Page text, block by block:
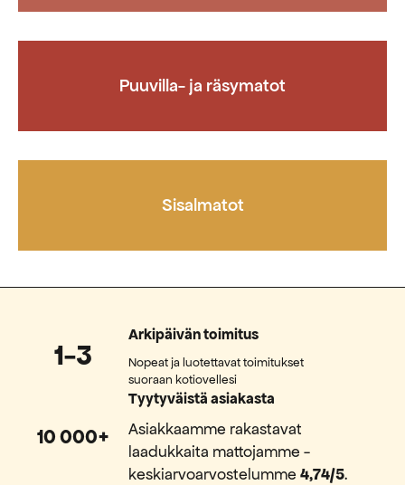
Puuvilla- ja räsymatot
Sisalmatot
1-3
Arkipäivän toimitus
Nopeat ja luotettavat toimitukset
suoraan kotiovellesi
10 000+
Tyytyväistä asiakasta
Asiakkaamme rakastavat
laadukkaita mattojamme -
keskiarvoarvostelumme4,74/5.